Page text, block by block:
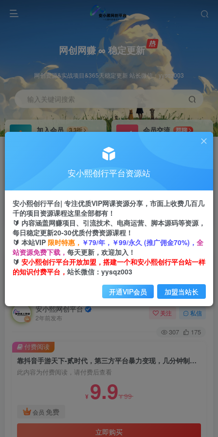
网创网赚 ∞ 稳定更新
网创资源&实战项目&365天稳定更新 站长微信：yysqz003
输入关键词搜索
加入会员
3.3折
会员交流
群聊
推广返佣高达70%
24小时自动赚钱
首页 创业课程 会员免费 正文
靠抖音手游天下-贰时代，第三方平台暴力变现，
几分钟制作视频，一部手机即可操作，附带资料教
安小熙网创平台
2年前发布
关注 私信
307 175
靠抖音手游天下-贰时代，第三方平台暴力变现，几分钟制作视频，一部手机即可操作，附带资料教程
此内容为付费阅读，请付费后查看
¥ 9.9¥99
会员 免费
立即购买
付费阅读
安小熙创行平台资源站
安小熙创行平台| 专注优质VIP网课资源分享，市面上收费几百几
千的项目资源课程这里全部都有！
🔰 内容涵盖网赚项目、引流技术、电商运营、脚本源码等资源，
每日稳定更新20-30优质付费资源课程！
🔰 本站VIP 限时特惠， ￥79/年，￥99/永久 (推广佣金70%)， 全
站资源免费下载， 每天更新，欢迎加入！
🔰 安小熙创行平台开放加盟，搭建一个和安小熙创行平台站一样
的知识付费平台， 站长微信：yysqz003
开通VIP会员 加盟当站长